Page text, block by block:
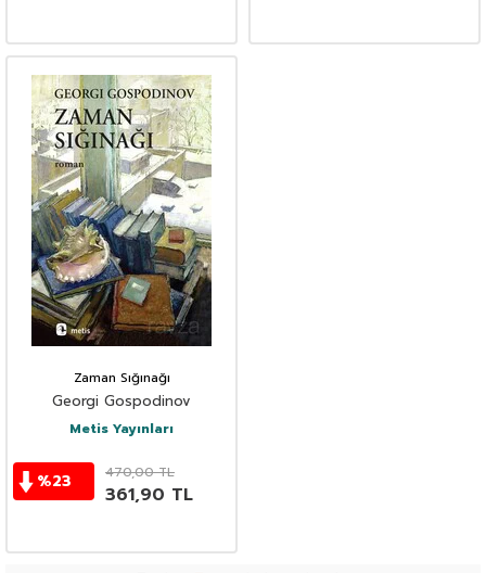
Zaman Sığınağı
Georgi Gospodinov
Metis Yayınları
%23 470,00TL
361,90 TL